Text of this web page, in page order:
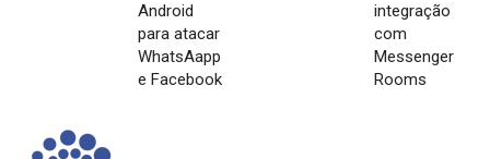
Android
para atacar
WhatsAapp
e Facebook
integração
com
Messenger
Rooms